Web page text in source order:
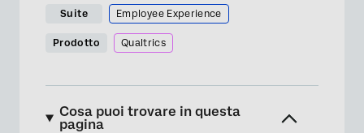
Suite Employee Experience
Prodotto Qualtrics
Cosa puoi trovare in questa
pagina